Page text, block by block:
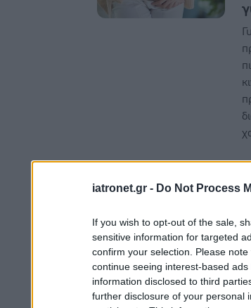
iatronet.gr - Do Not Process
If you wish to opt-out of the sale,
sensitive information for targeted
confirm your selection. Please
continue seeing interest-based
information disclosed to third
further disclosure of your personal